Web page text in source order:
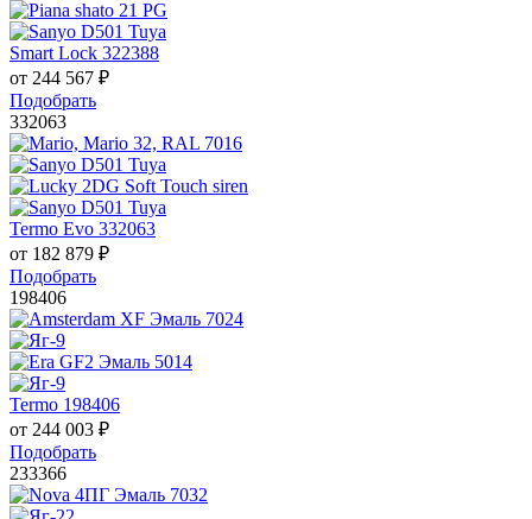
Smart Lock 322388
от 244 567 ₽
Подобрать
332063
Termo Evo 332063
от 182 879 ₽
Подобрать
198406
Termo 198406
от 244 003 ₽
Подобрать
233366